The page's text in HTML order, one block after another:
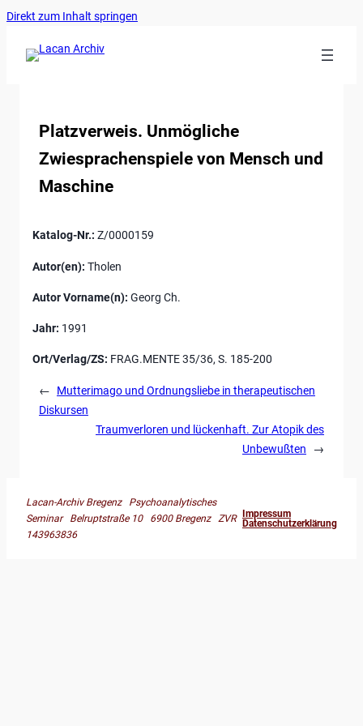
Direkt zum Inhalt springen
Platzverweis. Unmögliche
Zwiesprachenspiele von Mensch und
Maschine
Katalog-Nr.: Z/0000159
Autor(en): Tholen
Autor Vorname(n): Georg Ch.
Jahr: 1991
Ort/Verlag/ZS: FRAG.MENTE 35/36, S. 185-200
←
Mutterimago und Ordnungsliebe in therapeutischen
Diskursen
Traumverloren und lückenhaft. Zur Atopik des
Unbewußten
→
Lacan-Archiv Bregenz Psychoanalytisches
Seminar Belruptstraße 10 6900 Bregenz ZVR
143963836
Impressum
Datenschutzerklärung